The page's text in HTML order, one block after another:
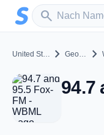
Zum Hauptinhalt springen
search
Sender suchen
United States chevron_right Georgia chevron_right